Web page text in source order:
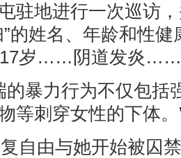
驻地进行一次巡访
的姓名、年龄和性健
岁……阴道发炎……
的暴力行为不仅包括
等刺穿女性的下体
自由与她开始被囚